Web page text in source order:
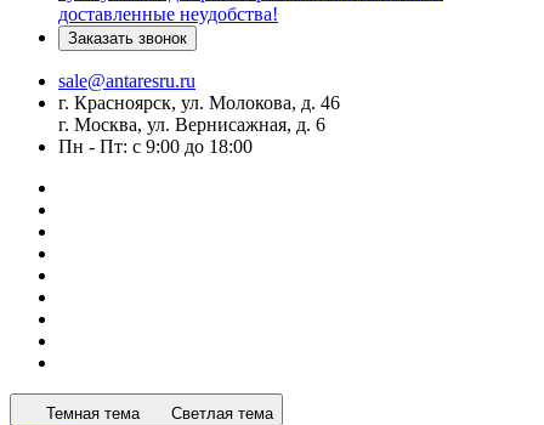
доставленные неудобства!
Заказать звонок
sale@antaresru.ru
г. Красноярск, ул. Молокова, д. 46
г. Москва, ул. Вернисажная, д. 6
Пн - Пт: с 9:00 до 18:00
Темная тема Светлая тема